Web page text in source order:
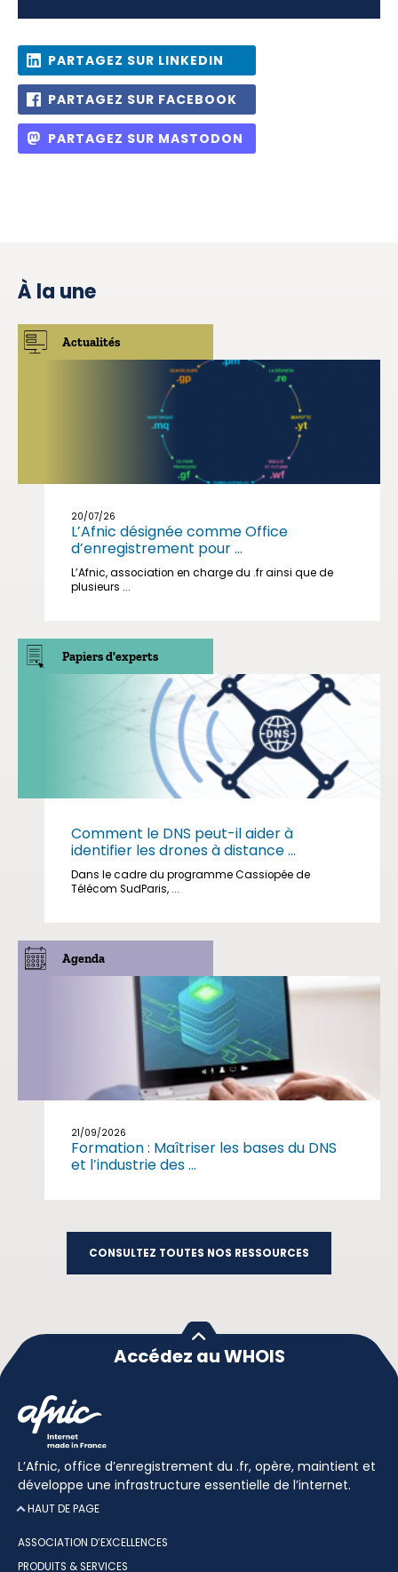
PARTAGEZ SUR LINKEDIN
PARTAGEZ SUR FACEBOOK
PARTAGEZ SUR MASTODON
À la une
Actualités
20/07/26
L’Afnic désignée comme Office
d’enregistrement pour ...
L’Afnic, association en charge du .fr ainsi que de
plusieurs ...
Papiers d'experts
Comment le DNS peut-il aider à
identifier les drones à distance ...
Dans le cadre du programme Cassiopée de
Télécom SudParis, ...
Agenda
21/09/2026
Formation : Maîtriser les bases du DNS
et l’industrie des ...
CONSULTEZ TOUTES NOS RESSOURCES
Accédez au WHOIS
L’Afnic, office d’enregistrement du .fr, opère, maintient et
développe une infrastructure essentielle de l’internet.
HAUT DE PAGE
ASSOCIATION D’EXCELLENCES
PRODUITS & SERVICES